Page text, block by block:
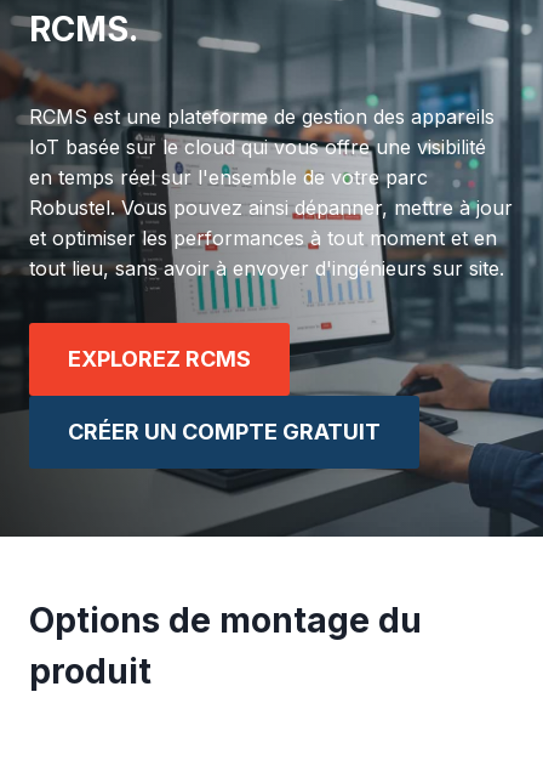
RCMS.
RCMS est une plateforme de gestion des appareils
IoT basée sur le cloud qui vous offre une visibilité
en temps réel sur l'ensemble de votre parc
Robustel. Vous pouvez ainsi dépanner, mettre à jour
et optimiser les performances à tout moment et en
tout lieu, sans avoir à envoyer d'ingénieurs sur site.
EXPLOREZ RCMS
CRÉER UN COMPTE GRATUIT
Options de montage du
produit